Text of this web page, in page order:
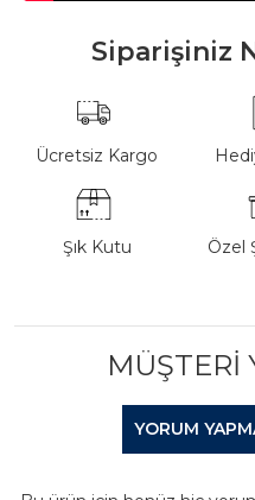
Siparişiniz
Ücretsiz Kargo
Şık Kutu Özel
MÜŞTERI
YORUM